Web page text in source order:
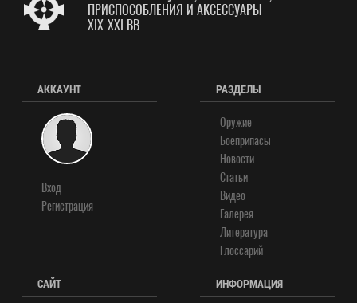
ПРИСПОСОБЛЕНИЯ И АКСЕССУАРЫ
XIX-XXI ВВ
АККАУНТ
Вход
Регистрация
РАЗДЕЛЫ
Оружие
Боеприпасы
Новости
Статьи
Видео
Галерея
Литература
Глоссарий
САЙТ ИНФОРМАЦИЯ